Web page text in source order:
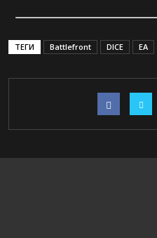
ТЕГИ Battlefront DICE EA